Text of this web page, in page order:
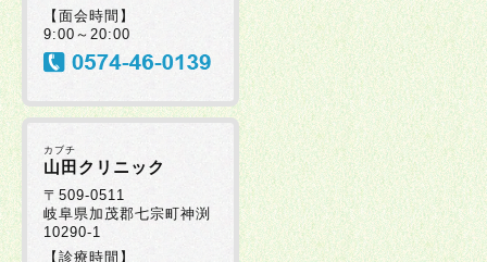
2025年07月08日
2025年07月08日
2025年06月20日
2025年06月19日
【面会時間】
9:00～20:00
カブチ
山田クリニック
〒509-0511
岐阜県加茂郡七宗町神渕
10290-1
【診療時間】